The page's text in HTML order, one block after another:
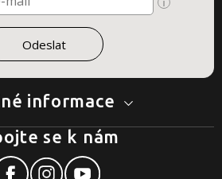
informace
se k nám